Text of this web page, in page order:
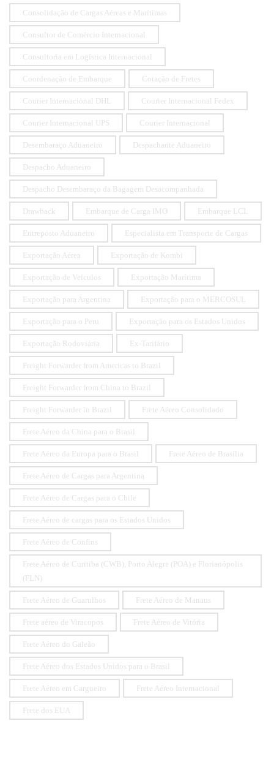
Consolidação de Cargas Aéreas e Marítimas
Consultor de Comércio Internacional
Consultoria em Logística Internacional
Coordenação de Embarque Cotação de Fretes
Courier Internacional DHL Courier Internacional Fedex
Courier Internacional UPS Courier Internacional
Desembaraço Aduaneiro Despachante Aduaneiro
Despacho Aduaneiro
Despacho Desembaraço da Bagagem Desacompanhada
Drawback Embarque de Carga IMO Embarque LCL
Entreposto Aduaneiro Especialista em Transporte de Cargas
Exportação Aérea Exportação de Kombi
Exportação de Veículos Exportação Marítima
Exportação para Argentina Exportação para o MERCOSUL
Exportação para o Peru Exportação para os Estados Unidos
Exportação Rodoviária Ex-Tarifário
Freight Forwarder from Americas to Brazil
Freight Forwarder from China to Brazil
Freight Forwarder in Brazil Frete Aéreo Consolidado
Frete Aéreo da China para o Brasil
Frete Aéreo da Europa para o Brasil Frete Aéreo de Brasília
Frete Aéreo de Cargas para Argentina
Frete Aéreo de Cargas para o Chile
Frete Aéreo de cargas para os Estados Unidos
Frete Aéreo de Confins
Frete Aéreo de Curitiba (CWB), Porto Alegre (POA) e Florianópolis
(FLN)
Frete Aéreo de Guarulhos Frete Aéreo de Manaus
Frete aéreo de Viracopos Frete Aéreo de Vitória
Frete Aéreo do Galeão
Frete Aéreo dos Estados Unidos para o Brasil
Frete Aéreo em Cargueiro Frete Aéreo Internacional
Frete dos EUA